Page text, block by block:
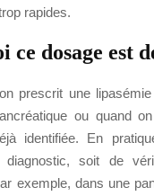
rapides.
ce dosage est
prescrit une
ou quand
identifiée. En
diagnostic, soit de
exemple, dans une